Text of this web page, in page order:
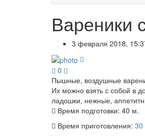
Вареники
3 февраля 2018,
0
Пышные, воздушные
Их можно взять с собой в
ладошки, нежные,
Время подготовки: 40 м.
Время приготовления: 30